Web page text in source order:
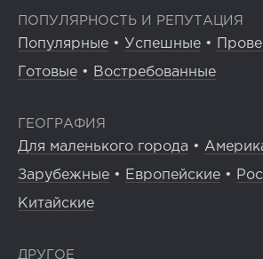
ПОПУЛЯРНОСТЬ И РЕПУТАЦИЯ
Популярные • Успешные •
Готовые • Востребованные
ГЕОГРАФИЯ
Для маленького города •
Зарубежные • Европейские •
Китайские
ДРУГОЕ